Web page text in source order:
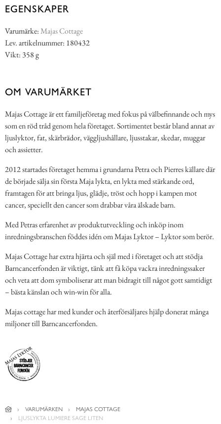
EGENSKAPER
Varumärke:Majas Cottage
Lev. artikelnummer: 180432
Vikt: 358 g
OM VARUMÄRKET
Majas Cottage är ett familjeföretag med fokus på välbefinnande och mys
som en röd tråd genom hela företaget. Sortimentet består bland annat av
ljuslyktor, fat, skärbrädor, väggljushållare, ljusstakar, skedar, muggar
och assietter.
2012 startades företaget hemma i grundarna Petra och Pierres källare där
de började sälja sin första Maja lykta, en lykta med stärkande ord,
framtagen för att bringa ljus, glädje, tröst och hopp i kampen mot
cancer, speciellt den cancer som drabbar våra älskade barn.
Med Petras erfarenhet av produktutveckling och inköp inom
inredningsbranschen föddes idén om Majas Lyktor – Lyktor som berör.
Majas Cottage har extra hjärta och själ med i företaget och att stödja
Barncancerfonden är viktigt, tänk att få köpa vackra inredningssaker
och veta att dom symboliserar att man bidragit till något gott samtidigt
– bästa känslan och win-win för alla.
Majas cottage har med kunder och återförsäljares hjälp donerat många
miljoner till Barncancerfonden.
VARUMÄRKEN
MAJAS COTTAGE
LJUSLYKTA LUMIERE SAGE LITEN